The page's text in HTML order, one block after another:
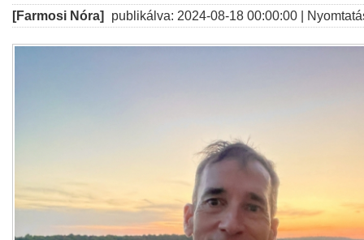
[Farmosi Nóra] publikálva: 2024-08-18 00:00:00 |